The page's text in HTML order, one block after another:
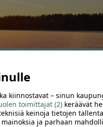
kiinnostavat – sinun
toimittajat (2) keräävät
keinoja tietojen
ja parhaan